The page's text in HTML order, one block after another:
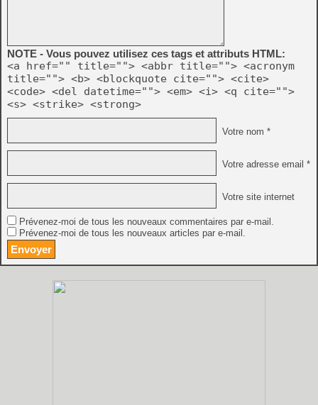
NOTE - Vous pouvez utilisez ces tags et attributs HTML:
<a href="" title=""> <abbr title=""> <acronym
title=""> <b> <blockquote cite=""> <cite>
<code> <del datetime=""> <em> <i> <q cite="">
<s> <strike> <strong>
Votre nom *
Votre adresse email *
Votre site internet
Prévenez-moi de tous les nouveaux commentaires par e-mail.
Prévenez-moi de tous les nouveaux articles par e-mail.